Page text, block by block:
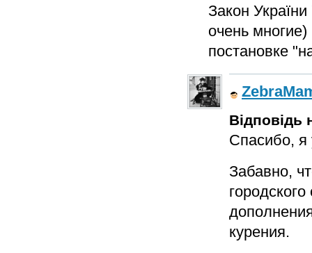
Закон
очень
постановке
Відповідь
Спасибо,
Забавно,
курения.